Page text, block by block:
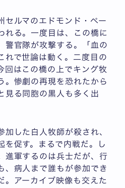
セルマのエドモンド・ぺー
れる。一度目は、この橋に
警官隊が攻撃する。「血の
れで世論は動く。二度目の
回はこの橋の上でキング牧
。惨劇の再現を恐れたから
見る同胞の黒人も多く出
加した白人牧師が殺され、
を促す。まるで内戦だ。し
進軍するのは兵士だが、行
、病人まで誰もが参加でき
。アーカイブ映像も交えた